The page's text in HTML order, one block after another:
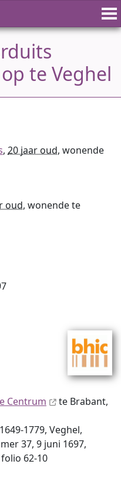
te Veghel
, 20 jaar oud, wonende
oud, wonende te
Centrum
te Brabant,
1779, Veghel,
37, 9 juni 1697,
62-10